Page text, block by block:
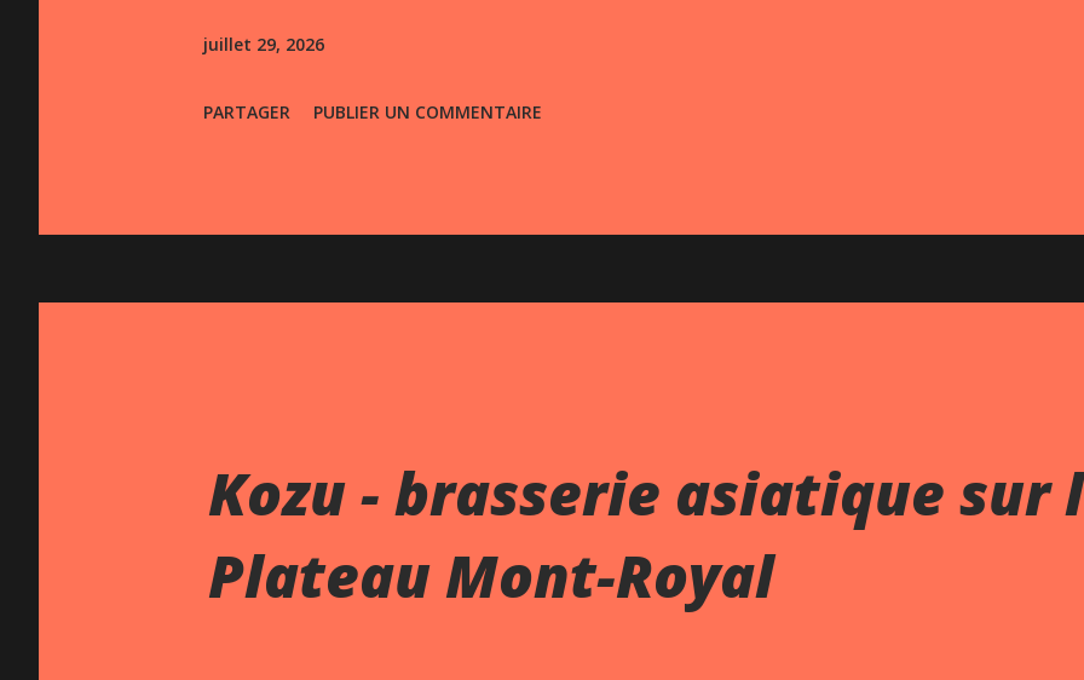
juillet 29, 2026
PARTAGER PUBLIER UN COMMENTAIRE
Kozu - brasserie asiatique sur
Plateau Mont-Royal